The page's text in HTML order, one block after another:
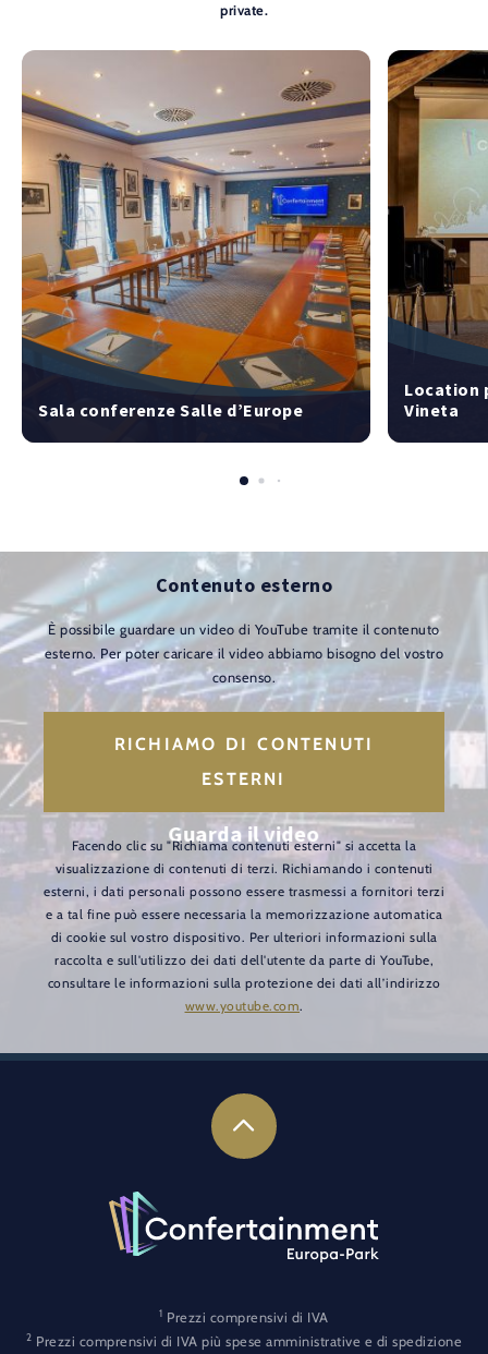
private.
Sala conferenze Salle d’Europe
Location
Vineta
Contenuto esterno
È possibile guardare un video di YouTube tramite il contenuto
esterno. Per poter caricare il video abbiamo bisogno del vostro
consenso.
RICHIAMO DI CONTENUTI
ESTERNI
Facendo clic su "Richiama contenuti esterni" si accetta la
visualizzazione di contenuti di terzi. Richiamando i contenuti
esterni, i dati personali possono essere trasmessi a fornitori terzi
e a tal fine può essere necessaria la memorizzazione automatica
di cookie sul vostro dispositivo. Per ulteriori informazioni sulla
raccolta e sull'utilizzo dei dati dell'utente da parte di YouTube,
consultare le informazioni sulla protezione dei dati all’indirizzo
www.youtube.com.
Guarda il video
1 Prezzi comprensivi di IVA
2 Prezzi comprensivi di IVA più spese amministrative e di spedizione